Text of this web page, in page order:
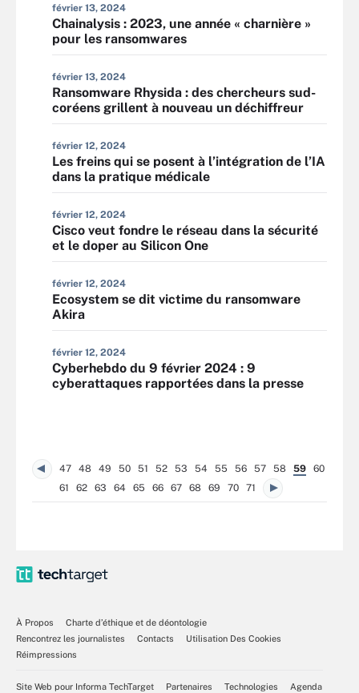
février 13, 2024
Chainalysis : 2023, une année « charnière »
pour les ransomwares
février 13, 2024
Ransomware Rhysida : des chercheurs sud-
coréens grillent à nouveau un déchiffreur
février 12, 2024
Les freins qui se posent à l’intégration de l’IA
dans la pratique médicale
février 12, 2024
Cisco veut fondre le réseau dans la sécurité
et le doper au Silicon One
février 12, 2024
Ecosystem se dit victime du ransomware
Akira
février 12, 2024
Cyberhebdo du 9 février 2024 : 9
cyberattaques rapportées dans la presse
47 48 49 50 51 52 53 54 55 56 57 58 59
60
61
62 63 64 65 66 67 68 69 70 71
À Propos
Charte d’éthique et de déontologie
Rencontrez les journalistes
Contacts
Utilisation Des Cookies
Réimpressions
Site Web pour Informa TechTarget Partenaires Technologies
Agenda